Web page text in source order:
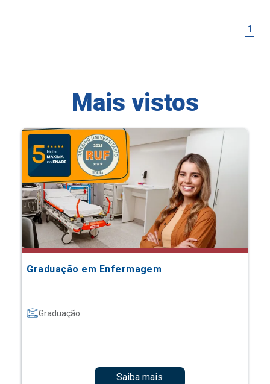
1
Mais vistos
Graduação em Enfermagem
Graduação
Saiba mais